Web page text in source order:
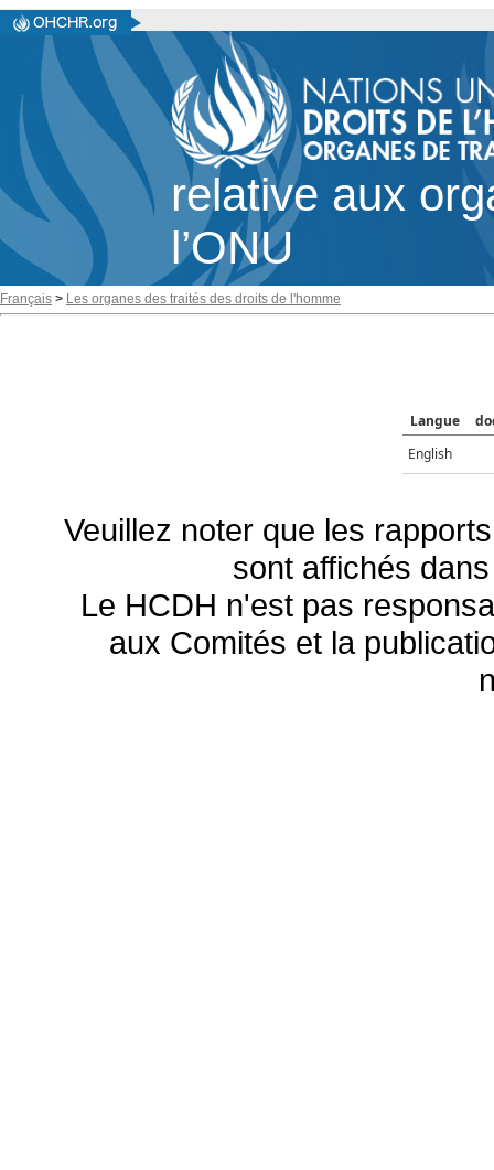
relative aux
l’ONU
Français > Les organes des traités des droits de l'homme
Langue
English
Veuillez noter que les
sont affichés
Le HCDH n'est pas
aux Comités et la